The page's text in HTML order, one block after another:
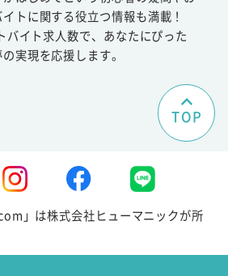
トに関する役立つ情報も満載！
バイト求人数で、あなたにぴった
実現を応援します。
TOP
」は株式会社ヒューマニックが所